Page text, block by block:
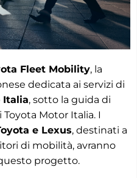
Fleet Mobility, la
dedicata ai servizi di
Italia, sotto la guida di
Toyota Motor Italia. I
e Lexus, destinati a
di mobilità, avranno
progetto.